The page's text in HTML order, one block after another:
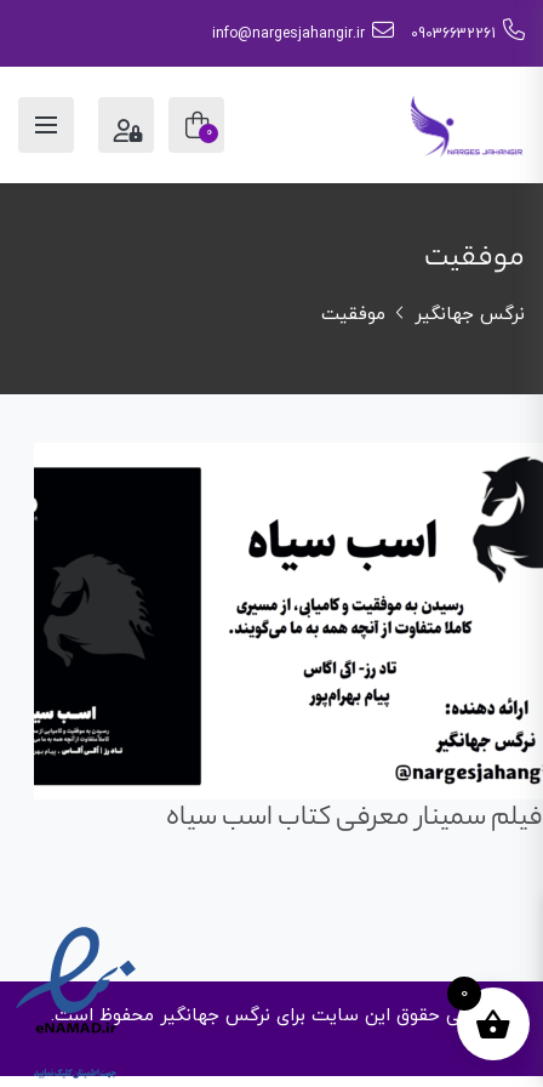
09036632261
info@nargesjahangir.ir
0
موفقیت
نرگس جهانگیر موفقیت
فیلم سمینار معرفی کتاب اسب سیاه
تمامی حقوق این سایت برای نرگس جهانگیر محفوظ است.
0